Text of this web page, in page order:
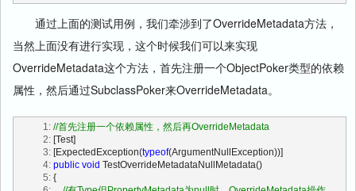
通过上面的测试用例，我们牵涉到了OverrideMetadata方法，
当然上面没有进行实现，这个时候我们可以来实现
OverrideMetadata这个方法，首先注册一个ObjectPoker类型的依赖
属性，然后通过SubclassPoker来OverrideMetadata。
   1:
//首先注册一个依赖属性，然后再OverrideMetadata
   2:
[Test]
   3:
[ExpectedException(typeof(ArgumentNullException))]
   4:
public void TestOverrideMetadataNullMetadata()
   5:
{